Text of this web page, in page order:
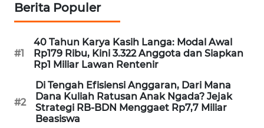
Berita Populer
#1
40 Tahun Karya Kasih Langa: Modal Awal
Rp179 Ribu, Kini 3.322 Anggota dan Siapkan
Rp1 Miliar Lawan Rentenir
#2
Di Tengah Efisiensi Anggaran, Dari Mana
Dana Kuliah Ratusan Anak Ngada? Jejak
Strategi RB-BDN Menggaet Rp7,7 Miliar
Beasiswa
HUMBANG
GARONGGANG
FISUELRI
ID